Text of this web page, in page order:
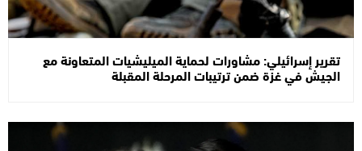
تقرير إسرائيلي: مشاورات لحماية الميليشيات المتعاونة مع
الجيش في غزة ضمن ترتيبات المرحلة المقبلة